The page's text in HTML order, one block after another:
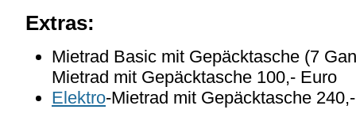
Extras:
Mietrad Basic mit Gepäcktasche (7
Mietrad mit Gepäcktasche 100,- Euro
Elektro-Mietrad mit Gepäcktasche